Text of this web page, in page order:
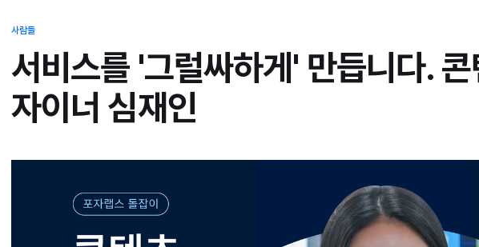
사람들
서비스를 '그럴싸하게' 만듭니다.
자이너 심재인